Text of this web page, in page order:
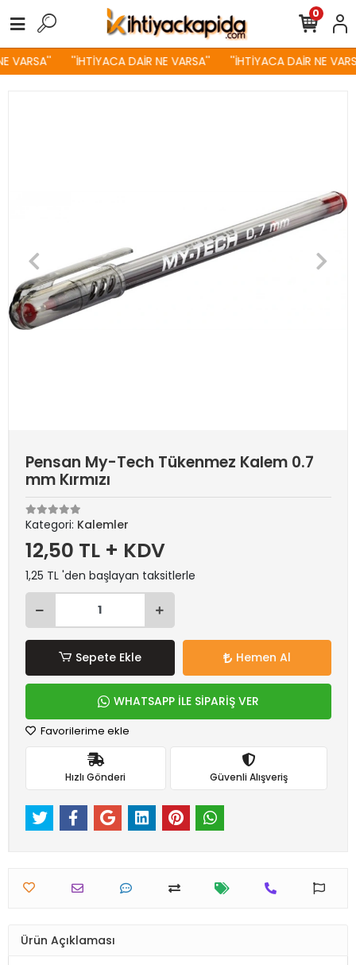
VARSA'' ''İHTİYACA DAİR NE VARSA'' ''İHTİYACA DAİR NE
0
Pensan My-Tech Tükenmez Kalem 0.7
mm Kırmızı
Kategori: Kalemler
12,50 TL + KDV
1,25 TL 'den başlayan taksitlerle
Sepete Ekle Hemen Al
WHATSAPP İLE SİPARİŞ VER
Favorilerime ekle
Hızlı Gönderi Güvenli Alışveriş
Ürün Açıklaması